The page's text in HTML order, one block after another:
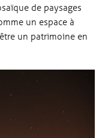
de paysages
un espace à
un patrimoine en